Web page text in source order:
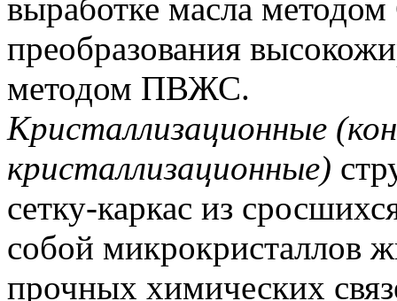
выработке масла
преобразования
методом ПВЖС.
Кристаллизационные
кристаллизационные)
сетку-каркас из
собой микрокристаллов
прочных химических